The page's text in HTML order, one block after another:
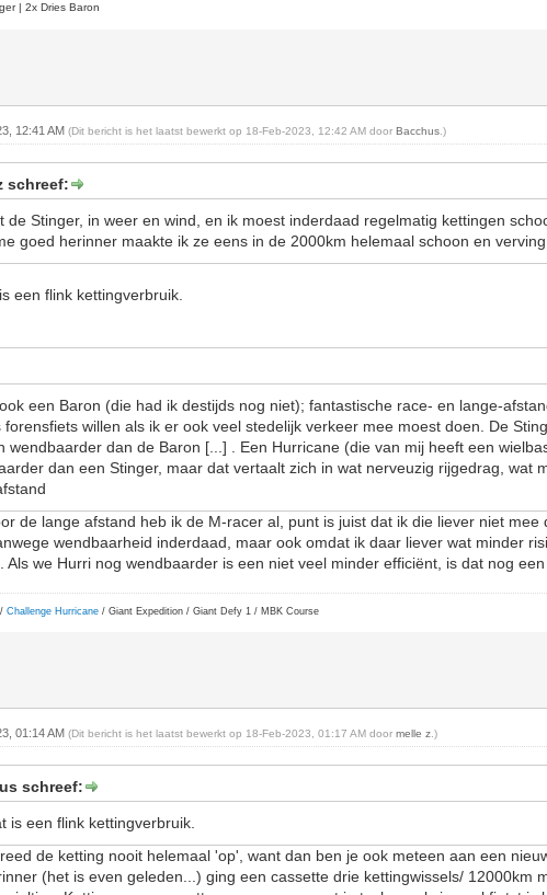
|2x Dries Baron
12:41 AM(Dit bericht is het laatst bewerkt op 18-Feb-2023, 12:42 AM doorBacchus .)
schreef:
de Stinger, in weer en wind, en ik moest inderdaad regelmatig kettingen
goed herinner maakte ik ze eens in de 2000km helemaal schoon en verving
een flink kettingverbruik.
een Baron (die had ik destijds nog niet); fantastische race- en lange-
forensfiets willen als ik er ook veel stedelijk verkeer mee moest doen. De
wendbaarder dan de Baron [...] . Een Hurricane (die van mij heeft een
dan een Stinger, maar dat vertaalt zich in wat nerveuzig rijgedrag, wat
de lange afstand heb ik de M-racer al, punt is juist dat ik die liever niet mee
wendbaarheid inderdaad, maar ook omdat ik daar liever wat minder
Als we Hurri nog wendbaarder is een niet veel minder efficiënt, is dat nog
/Challenge Hurricane / Giant Expedition / Giant Defy 1 / MBK Course
01:14 AM(Dit bericht is het laatst bewerkt op 18-Feb-2023, 01:17 AM doormelle z .)
schreef:
is een flink kettingverbruik.
de ketting nooit helemaal 'op', want dan ben je ook meteen aan een
(het is even geleden...) ging een cassette drie kettingwissels/ 12000km